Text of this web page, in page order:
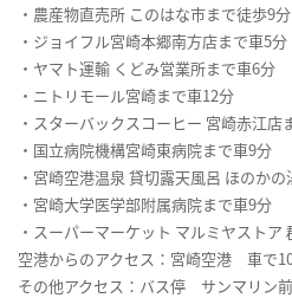
・農産物直売所 このはな市まで徒歩9分
・ジョイフル宮崎本郷南方店まで車5分
・ヤマト運輸 くどみ営業所まで車6分
・ニトリモール宮崎まで車12分
・スターバックスコーヒー 宮崎赤江店
・国立病院機構宮崎東病院まで車9分
・宮崎空港温泉 貸切露天風呂 ほのか
・宮崎大学医学部附属病院まで車9分
・スーパーマーケット マルミヤストア
空港からのアクセス：宮崎空港 車で
その他アクセス：バス停 サンマリン